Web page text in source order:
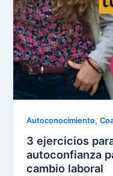
Autoconocimiento,
3 ejercicios
autoconfianza
cambio laboral